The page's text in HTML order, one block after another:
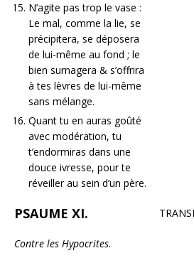
N’agite pas trop le vase :
Le mal, comme la lie, se
précipitera, se déposera
de lui-même au fond ; le
bien surnagera & s’offrira
à tes lèvres de lui-même
sans mélange.
Quant tu en auras goûté
avec modération, tu
t’endormiras dans une
douce ivresse, pour te
réveiller au sein d’un père.
PSAUME XI.
Contre les Hypocrites.